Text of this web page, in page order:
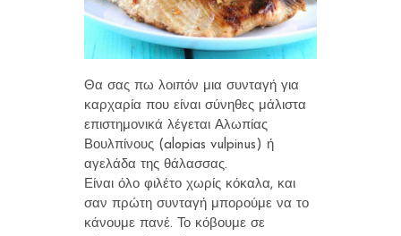
Θα σας πω λοιπόν μια συνταγή για
καρχαρία που είναι σύνηθες μάλιστα
επιστημονικά λέγεται Αλωπίας
Βουλπίνους (alopias vulpinus) ή
αγελάδα της θάλασσας.
Είναι όλο φιλέτο χωρίς κόκαλα, και
σαν πρώτη συνταγή μπορούμε να το
κάνουμε πανέ. Το κόβουμε σε